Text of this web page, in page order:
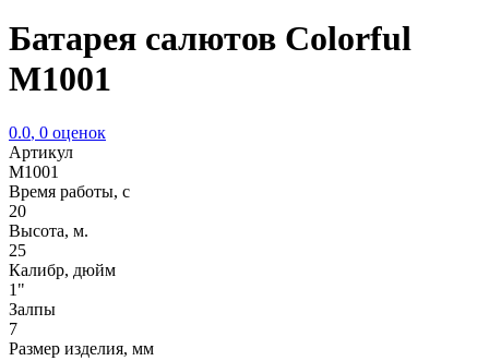
Батарея салютов Colorful
M1001
0.0, 0 оценок
Артикул
M1001
Время работы, с
20
Высота, м.
25
Калибр, дюйм
1"
Залпы
7
Размер изделия, мм